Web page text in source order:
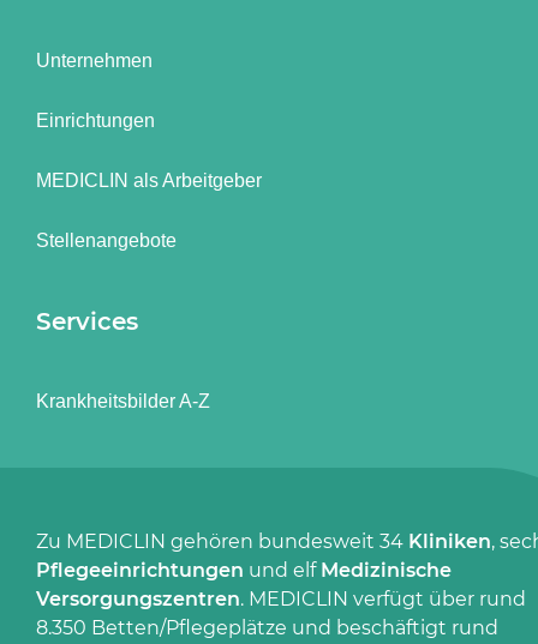
Unternehmen
Einrichtungen
MEDICLIN als Arbeitgeber
Stellenangebote
Services
Krankheitsbilder A-Z
Zu MEDICLIN gehören bundesweit 34 Kliniken,
Pflegeeinrichtungen und elf Medizinische
Versorgungszentren. MEDICLIN verfügt über rund
8.350 Betten/Pflegeplätze und beschäftigt rund